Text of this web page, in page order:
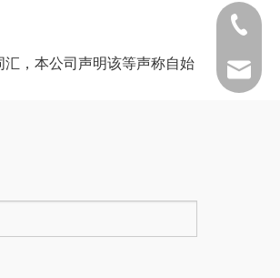
，本公司声明该等声称自始
0731-
0731-